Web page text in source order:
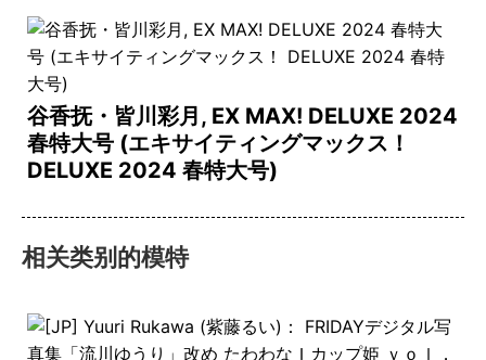
谷香抚・皆川彩月, EX MAX! DELUXE 2024
春特大号 (エキサイティングマックス！
DELUXE 2024 春特大号)
相关类别的模特